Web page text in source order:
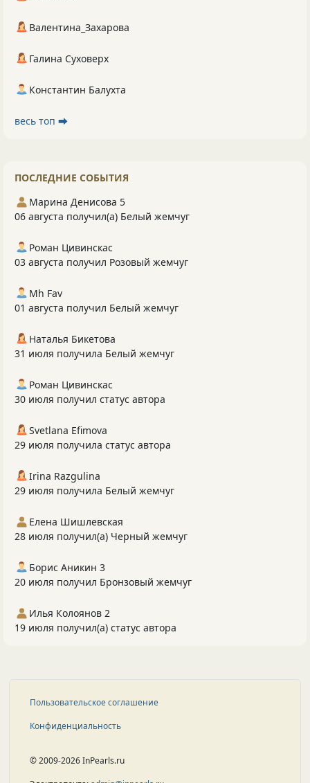
Валентина_Захарова
Галина Суховерх
Константин Балухта
весь топ ⮕
ПОСЛЕДНИЕ СОБЫТИЯ
Марина Денисова 5
06 августа получил(а) Белый жемчуг
Роман Цивинскас
03 августа получил Розовый жемчуг
Mh Fav
01 августа получил Белый жемчуг
Наталья Бикетова
31 июля получила Белый жемчуг
Роман Цивинскас
30 июля получил статус автора
Svetlana Efimova
29 июля получила статус автора
Irina Razgulina
29 июля получила Белый жемчуг
Елена Шишлевская
28 июля получил(а) Черный жемчуг
Борис Аникин 3
20 июля получил Бронзовый жемчуг
Илья Колоянов 2
19 июля получил(а) статус автора
Пользовательское соглашение
Конфиденциальность
© 2009-2026 InPearls.ru